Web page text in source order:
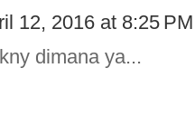
12, 2016 at 8:25 PM
dimana ya...